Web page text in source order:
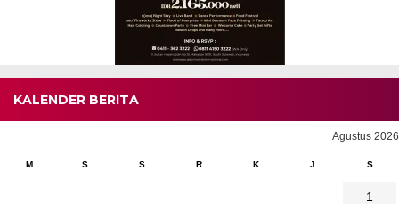
KALENDER BERITA
Agustus 2026
M S S R K J S
1